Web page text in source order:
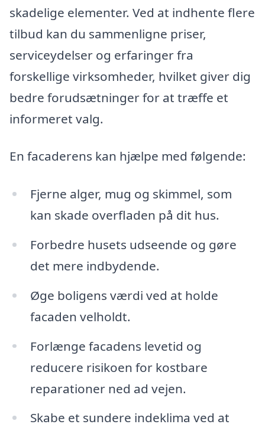
skadelige elementer. Ved at indhente flere
tilbud kan du sammenligne priser,
serviceydelser og erfaringer fra
forskellige virksomheder, hvilket giver dig
bedre forudsætninger for at træffe et
informeret valg.
En facaderens kan hjælpe med følgende:
Fjerne alger, mug og skimmel, som
kan skade overfladen på dit hus.
Forbedre husets udseende og gøre
det mere indbydende.
Øge boligens værdi ved at holde
facaden velholdt.
Forlænge facadens levetid og
reducere risikoen for kostbare
reparationer ned ad vejen.
Skabe et sundere indeklima ved at